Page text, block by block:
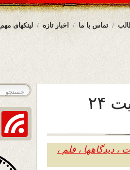
لینکهای مهم اخبار تازه تماس با ما
دیدگاه در بارۀ اطلاعیه سایت ۲۴
، دیدگاهها ، فلم ،